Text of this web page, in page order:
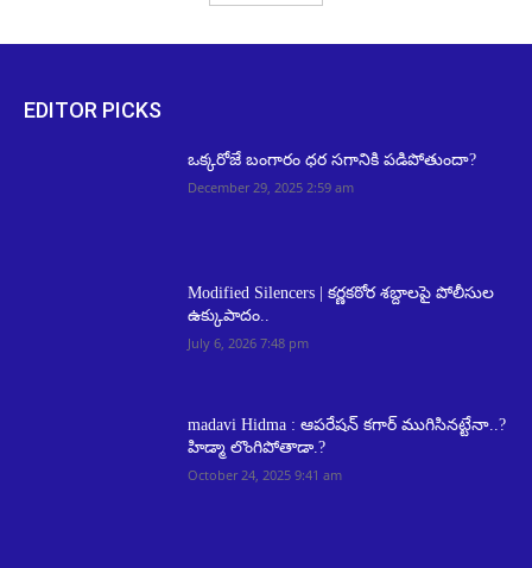
EDITOR PICKS
ఒక్కరోజే బంగారం ధర సగానికి పడిపోతుందా?
December 29, 2025 2:59 am
Modified Silencers | కర్ణకఠోర శబ్దాలపై పోలీసుల
ఉక్కుపాదం..
July 6, 2026 7:48 pm
m‍adavi Hidma : ఆపరేషన్‌ కగార్‌ ముగిసినట్టేనా..?
హిడ్మా లొంగిపోతాడా.?
October 24, 2025 9:41 am